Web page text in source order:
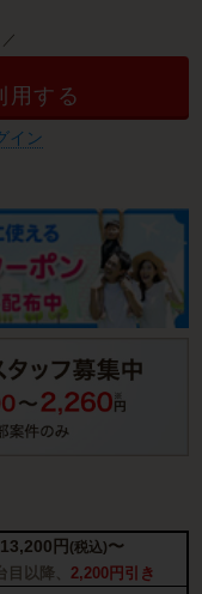
用する
イン
13,200 円 (税込)〜
目以降、 2,200円引き